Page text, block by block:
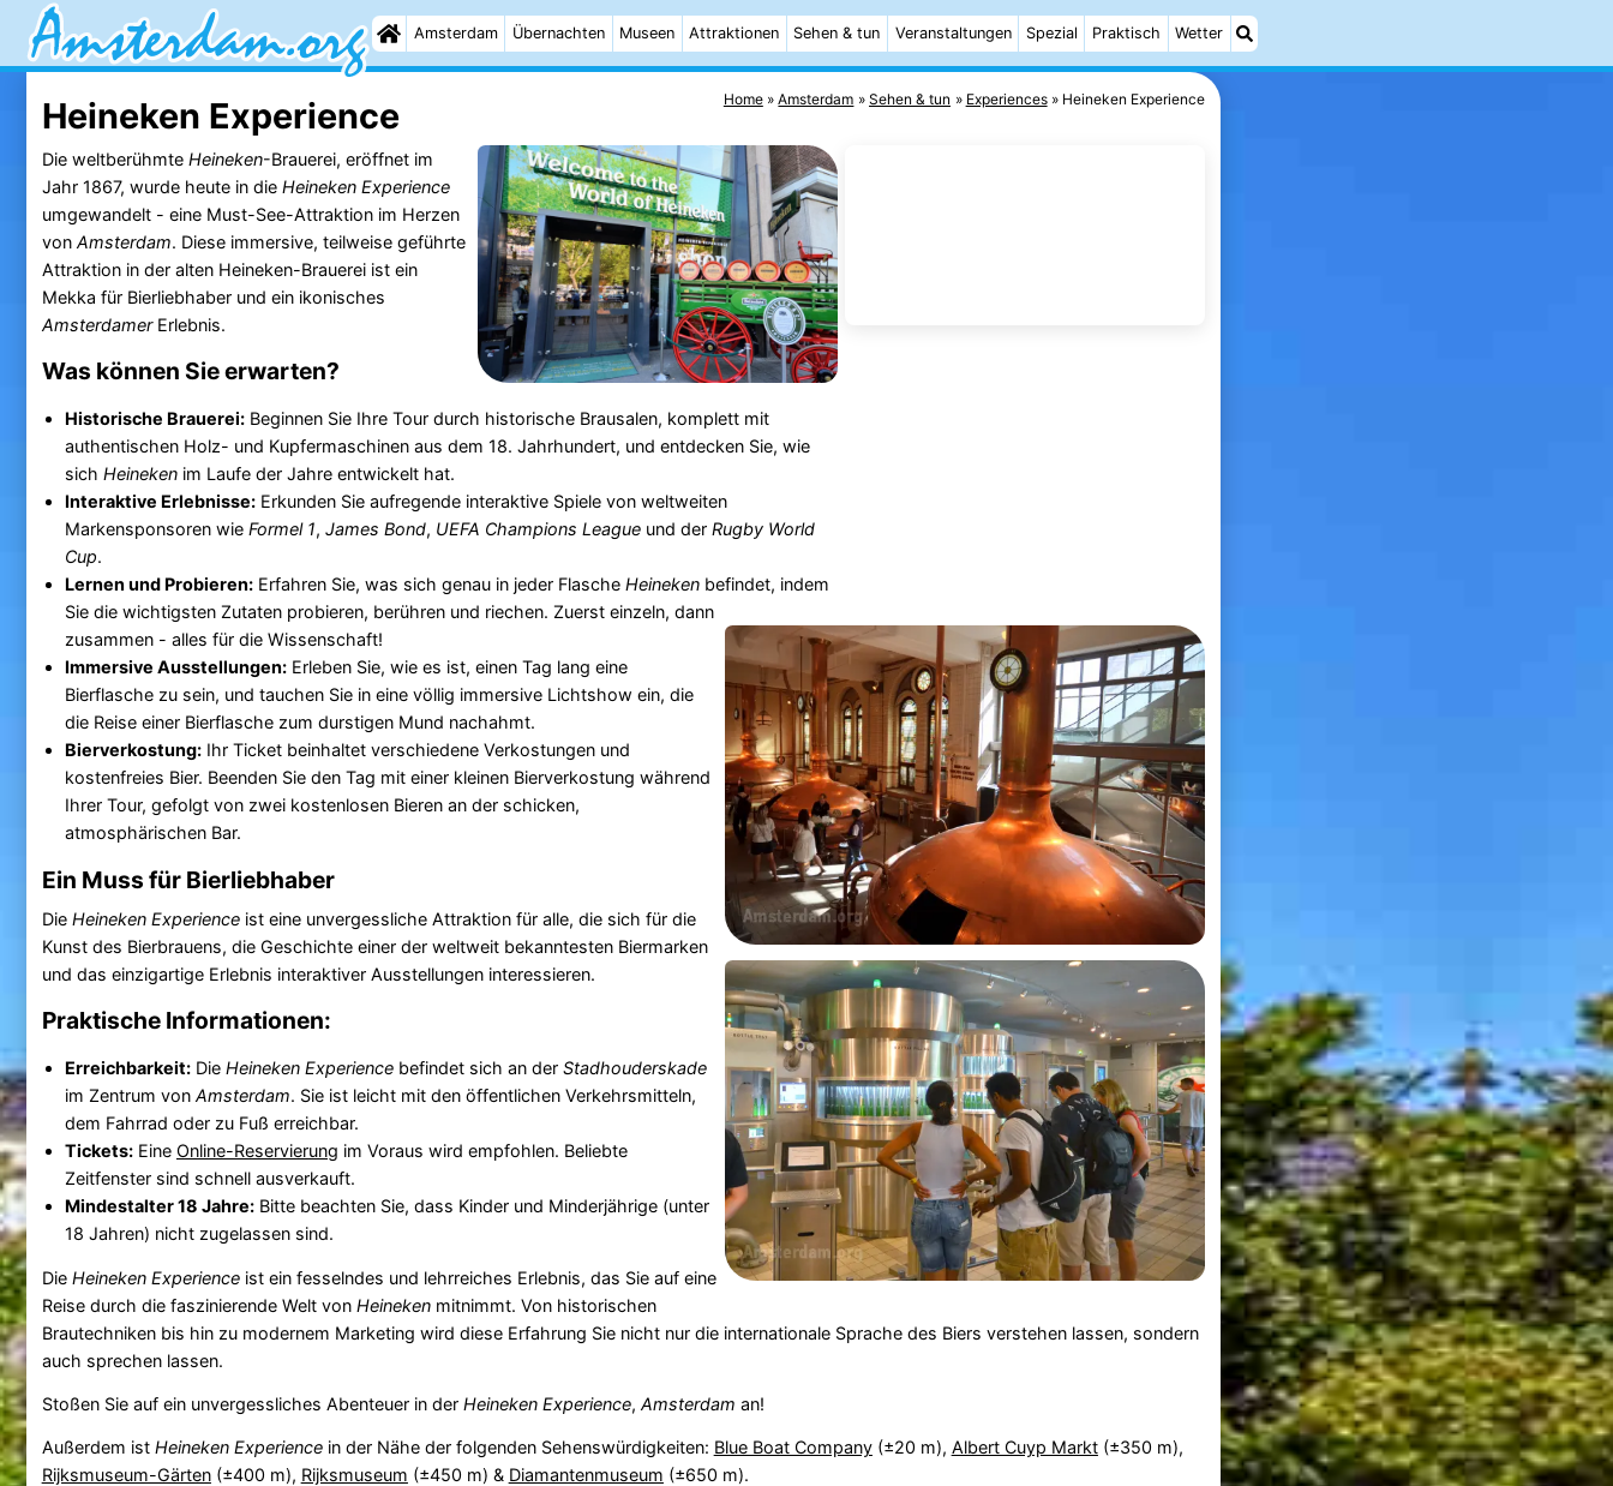
Amsterdam Übernachten Museen Attraktionen Sehen & tun Veranstaltungen Spezial Praktisch Wetter
Home Amsterdam Sehen & tun Experiences Heineken Experience
Heineken Experience
Die weltberühmte Heineken-Brauerei, eröffnet im
Jahr 1867, wurde heute in die Heineken Experience
umgewandelt - eine Must-See-Attraktion im Herzen
von Amsterdam. Diese immersive, teilweise geführte
Attraktion in der alten Heineken-Brauerei ist ein
Mekka für Bierliebhaber und ein ikonisches
AmsterdamerErlebnis.
Was können Sie erwarten?
Historische Brauerei:Beginnen Sie Ihre Tour durch historische Brausalen, komplett mit
authentischen Holz- und Kupfermaschinen aus dem 18. Jahrhundert, und entdecken Sie, wie
sich Heinekenim Laufe der Jahre entwickelt hat.
Interaktive Erlebnisse:Erkunden Sie aufregende interaktive Spiele von weltweiten
Markensponsoren wie Formel 1, James Bond, UEFA Champions Leagueund der Rugby World
Cup.
Lernen und Probieren:Erfahren Sie, was sich genau in jeder Flasche Heinekenbefindet, indem
Sie die wichtigsten Zutaten probieren, berühren und riechen. Zuerst einzeln, dann
zusammen - alles für die Wissenschaft!
Immersive Ausstellungen:Erleben Sie, wie es ist, einen Tag lang eine
Bierflasche zu sein, und tauchen Sie in eine völlig immersive Lichtshow ein, die
die Reise einer Bierflasche zum durstigen Mund nachahmt.
Bierverkostung:Ihr Ticket beinhaltet verschiedene Verkostungen und
kostenfreies Bier. Beenden Sie den Tag mit einer kleinen Bierverkostung während
Ihrer Tour, gefolgt von zwei kostenlosen Bieren an der schicken,
atmosphärischen Bar.
Ein Muss für Bierliebhaber
Die Heineken Experienceist eine unvergessliche Attraktion für alle, die sich für die
Kunst des Bierbrauens, die Geschichte einer der weltweit bekanntesten Biermarken
und das einzigartige Erlebnis interaktiver Ausstellungen interessieren.
Praktische Informationen:
Erreichbarkeit:Die Heineken Experiencebefindet sich an der Stadhouderskade
im Zentrum von Amsterdam. Sie ist leicht mit den öffentlichen Verkehrsmitteln,
dem Fahrrad oder zu Fuß erreichbar.
Tickets:Eine Online-Reservierung im Voraus wird empfohlen. Beliebte
Zeitfenster sind schnell ausverkauft.
Mindestalter 18 Jahre:Bitte beachten Sie, dass Kinder und Minderjährige (unter
18 Jahren) nicht zugelassen sind.
Die Heineken Experienceist ein fesselndes und lehrreiches Erlebnis, das Sie auf eine
Reise durch die faszinierende Welt von Heinekenmitnimmt. Von historischen
Brautechniken bis hin zu modernem Marketing wird diese Erfahrung Sie nicht nur die internationale Sprache des Biers verstehen lassen, sondern
auch sprechen lassen.
Stoßen Sie auf ein unvergessliches Abenteuer in der Heineken Experience, Amsterdam an!
Außerdem ist Heineken Experiencein der Nähe der folgenden Sehenswürdigkeiten: Blue Boat Company(±20 m), Albert Cuyp Markt(±350 m),
Rijksmuseum-Gärten(±400 m), Rijksmuseum (±450 m) & Diamantenmuseum (±650 m).